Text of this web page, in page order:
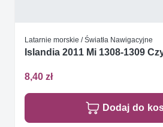
Latarnie morskie / Światła Nawigacyjne
Islandia 2011 Mi 1308-1309
8,40 zł
Dodaj do